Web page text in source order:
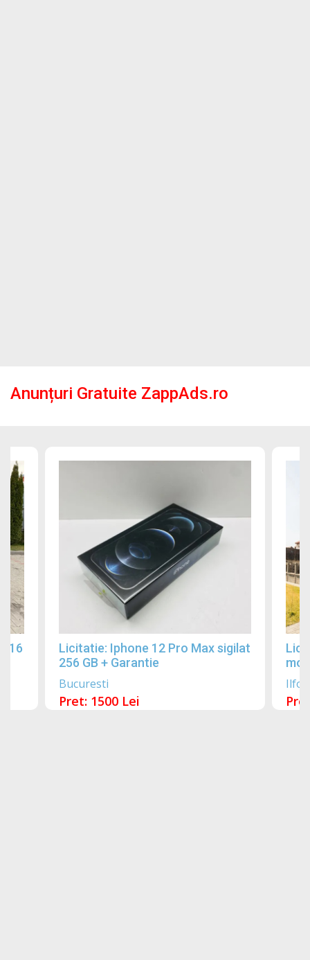
Anunțuri Gratuite ZappAds.ro
Licitatie: Iphone 12 Pro Max sigilat
256 GB + Garantie
Bucuresti
Pret: 1500 Lei
Ilfov